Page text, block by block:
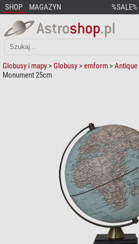
SHOP MAGAZYN %SALE%
Globusy i mapy > Globusy >emform >Antique
Monument 25cm